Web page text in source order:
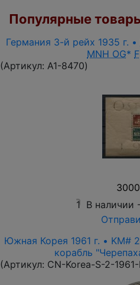
Популярные
Германия 3-й рейх 1935 г. •
MNH OG* F
(Артикул: A1-8470)
1 В наличии -
Южная Корея 1961 г. • KM#
корабль
(Артикул: CN-Korea-S-2-1961-